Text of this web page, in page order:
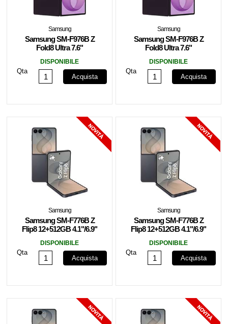
Samsung
Samsung SM-F976B Z
Fold8 Ultra 7.6"
Shadow EU
DISPONIBILE
Qta
Acquista
Samsung
Samsung SM-F976B Z
Fold8 Ultra 7.6"
Shadow EU
DISPONIBILE
Qta
Acquista
Samsung
Samsung SM-F776B Z
Flip8 12+512GB 4.1"/6.9"
DISPONIBILE
Qta
Acquista
Samsung
Samsung SM-F776B Z
Flip8 12+512GB 4.1"/6.9"
DISPONIBILE
Qta
Acquista